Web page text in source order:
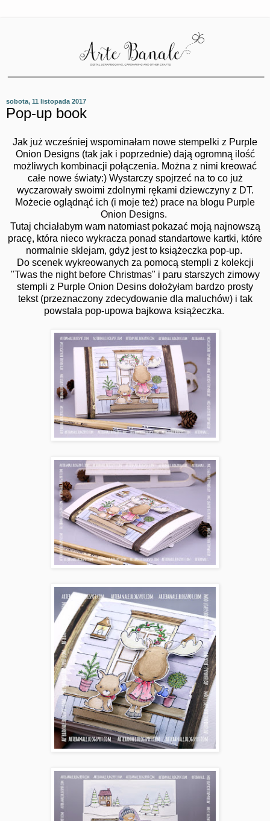
sobota, 11 listopada 2017
Pop-up book
Jak już wcześniej wspominałam nowe stempelki z Purple
Onion Designs (tak jak i poprzednie) dają ogromną ilość
możliwych kombinacji połączenia. Można z nimi kreować
całe nowe światy:) Wystarczy spojrzeć na to co już
wyczarowały swoimi zdolnymi rękami dziewczyny z DT.
Możecie oglądnąć ich (i moje też) prace na blogu Purple
Onion Designs.
Tutaj chciałabym wam natomiast pokazać moją najnowszą
pracę, która nieco wykracza ponad standartowe kartki, które
normalnie sklejam, gdyż jest to książeczka pop-up.
Do scenek wykreowanych za pomocą stempli z kolekcji
"Twas the night before Christmas" i paru starszych zimowy
stempli z Purple Onion Desins dołożyłam bardzo prosty
tekst (przeznaczony zdecydowanie dla maluchów) i tak
powstała pop-upowa bajkowa książeczka.